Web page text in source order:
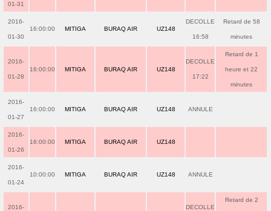
01-31
2016-
01-30
16:00:00 MITIGA BURAQ AIR UZ148
DECOLLE
16:58
Retard de 58
minutes
2016-
01-28
16:00:00 MITIGA BURAQ AIR UZ148
DECOLLE
17:22
Retard de 1
heure et 22
minutes
2016-
01-27
16:00:00 MITIGA BURAQ AIR UZ148 ANNULE
2016-
01-26
16:00:00 MITIGA BURAQ AIR UZ148
2016-
01-24
10:00:00 MITIGA BURAQ AIR UZ148 ANNULE
2016- DECOLLE
Retard de 2